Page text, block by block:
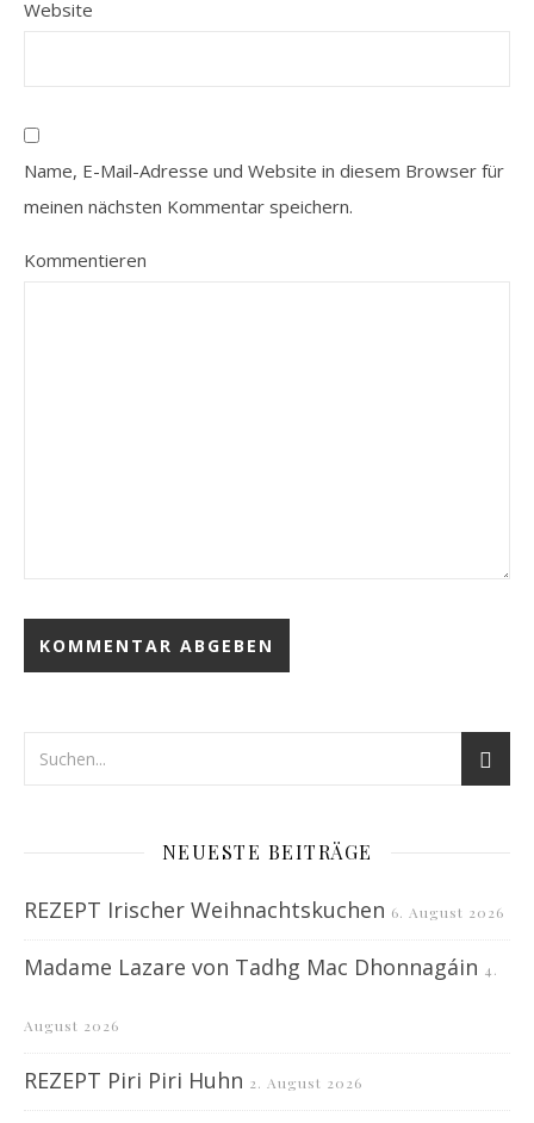
Website
Name, E-Mail-Adresse und Website in diesem Browser für
meinen nächsten Kommentar speichern.
Kommentieren
NEUESTE BEITRÄGE
REZEPT Irischer Weihnachtskuchen 6. August 2026
Madame Lazare von Tadhg Mac Dhonnagáin 4.
August 2026
REZEPT Piri Piri Huhn 2. August 2026